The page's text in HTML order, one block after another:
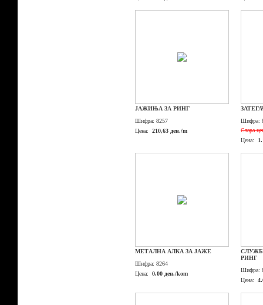
ЈАЖИЊА ЗА РИНГ
Шифра: 8257
Цена:
210,63 ден./m
Шифра:
Стара
Цена:
МЕТАЛНА АЛКА ЗА ЈАЖЕ
Шифра: 8264
Цена:
0,00 ден./kom
РИНГ
Шифра:
Цена: